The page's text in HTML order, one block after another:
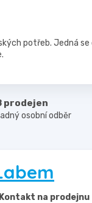
potřeb. Jedná
prodejen
osobní odběr
Kontakt na prodejnu